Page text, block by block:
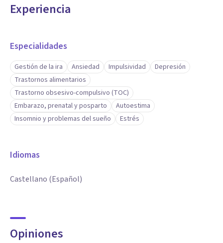
Experiencia
Especialidades
Gestión de la ira Ansiedad Impulsividad
Depresión
Trastornos alimentarios
Trastorno obsesivo-compulsivo (TOC)
Embarazo, prenatal y posparto
Autoestima
Insomnio y problemas del sueño
Estrés
Idiomas
Castellano (Español)
Opiniones